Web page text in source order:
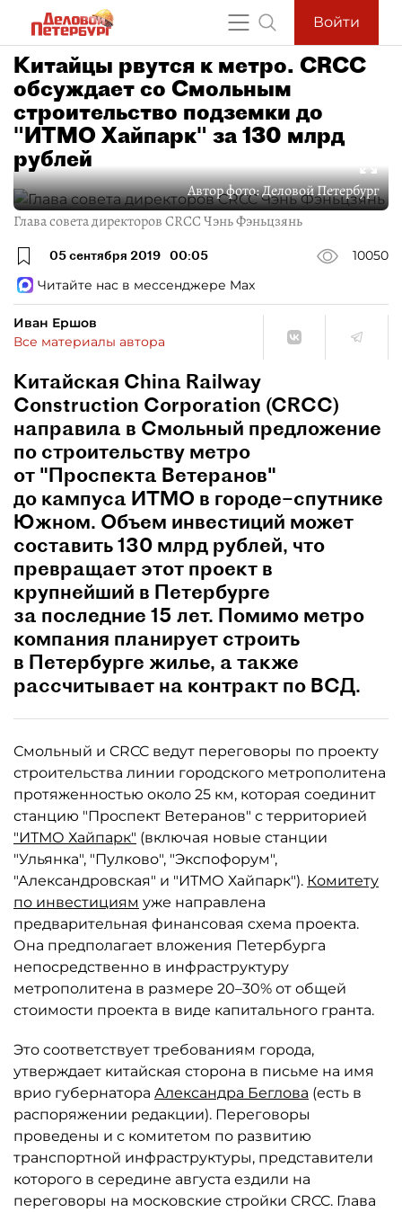
Войти
Китайцы рвутся к метро. CRCC
обсуждает со Смольным
строительство подземки до
"ИТМО Хайпарк" за 130 млрд
рублей
Автор фото:Деловой Петербург
Глава совета директоров CRCC Чэнь Фэньцзянь
05 сентября 2019 00:05
10050
Читайте нас в мессенджере Max
Иван Ершов
Все материалы автора
Китайская China Railway
Construction Corporation (CRCC)
направила в Смольный предложение
по строительству метро
от "Проспекта Ветеранов"
до кампуса ИТМО в городе–спутнике
Южном. Объем инвестиций может
составить 130 млрд рублей, что
превращает этот проект в
крупнейший в Петербурге
за последние 15 лет. Помимо метро
компания планирует строить
в Петербурге жилье, а также
рассчитывает на контракт по ВСД.
Смольный и CRCC ведут переговоры по проекту
строительства линии городского метрополитена
протяженностью около 25 км, которая соединит
станцию "Проспект Ветеранов" с территорией
"ИТМО Хайпарк" (включая новые станции
"Ульянка", "Пулково", "Экспофорум",
"Александровская" и "ИТМО Хайпарк"). Комитету
по инвестициям уже направлена
предварительная финансовая схема проекта.
Она предполагает вложения Петербурга
непосредственно в инфраструктуру
метрополитена в размере 20–30% от общей
стоимости проекта в виде капитального гранта.
Это соответствует требованиям города,
утверждает китайская сторона в письме на имя
врио губернатора Александра Беглова (есть в
распоряжении редакции). Переговоры
проведены и с комитетом по развитию
транспортной инфраструктуры, представители
которого в середине августа ездили на
переговоры на московские стройки CRCC. Глава